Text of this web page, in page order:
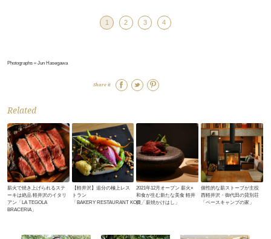
1 2 3 4
Photographs＝Jun Hasegawa
Share it
Related
薪火で焼き上げられるステ
ーキは絶品 軽井沢のイタリ
アン「LA TEGOLA
BRACERIA」
【軽井沢】追分の極上レス
トラン
「BAKERY RESTAURANT KOO」
2021年12月オープン 薪火×
和食が生む新たな美食 軽井
沢「薪焼かけはし」
個性的な薪ストーブが主役
西軽井沢・御代田の貸別荘
「ベースキャンプの家」